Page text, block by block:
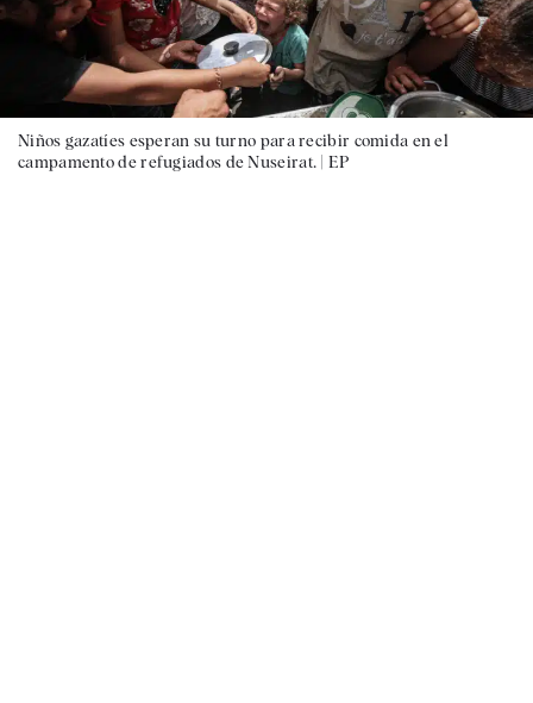
Niños gazatíes esperan su turno para recibir comida en el
campamento de refugiados de Nuseirat. |EP